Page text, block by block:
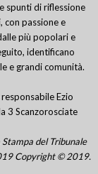
spunti di riflessione
passione e
più popolari e
identificano
e grandi comunità.
Ezio
3 Scanzorosciate
del Tribunale
Copyright © 2019.